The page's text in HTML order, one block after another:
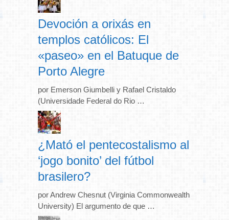
Devoción a orixás en
templos católicos: El
«paseo» en el Batuque de
Porto Alegre
por Emerson Giumbelli y Rafael Cristaldo
(Universidade Federal do Rio …
¿Mató el pentecostalismo al
‘jogo bonito’ del fútbol
brasilero?
por Andrew Chesnut (Virginia Commonwealth
University) El argumento de que …